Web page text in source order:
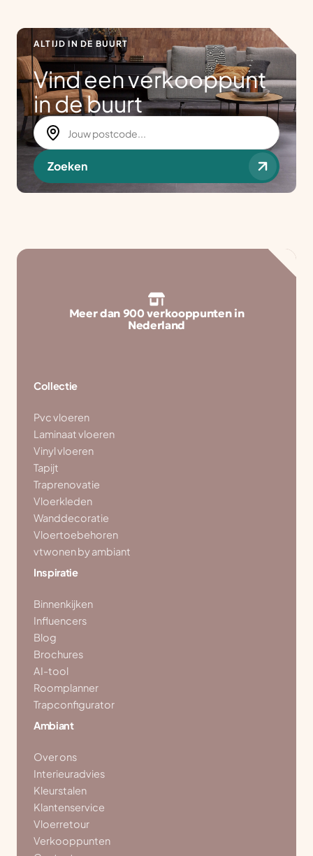
ALTIJD IN DE BUURT
Vind een verkooppunt
in de buurt
Zoeken
Meer dan 900 verkooppunten in
Nederland
Collectie
Pvc vloeren
Laminaat vloeren
Vinyl vloeren
Tapijt
Traprenovatie
Vloerkleden
Wanddecoratie
Vloertoebehoren
vtwonen by ambiant
Inspiratie
Binnenkijken
Influencers
Blog
Brochures
AI-tool
Roomplanner
Trapconfigurator
Ambiant
Over ons
Interieuradvies
Kleurstalen
Klantenservice
Vloerretour
Verkooppunten